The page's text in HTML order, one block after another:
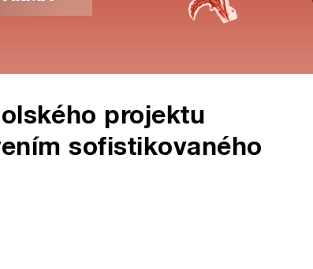
projektu
sofistikovaného